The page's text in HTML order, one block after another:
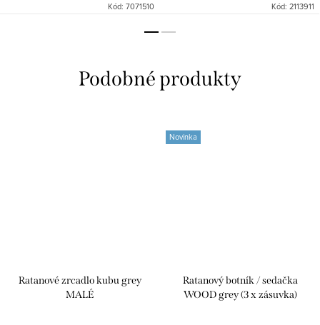
Kód: 7071510 Kód: 2113911
Ratanové zrcadlo kubu grey
MALÉ
Novinka
Ratanový botník / sedačka
WOOD grey (3 x zásuvka)